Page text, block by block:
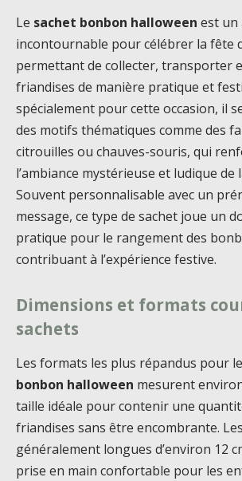
Le sachet bonbon halloween est un
incontournable pour célébrer la fête
permettant de collecter, transporter
friandises de manière pratique et
spécialement pour cette occasion, il
des motifs thématiques comme des
citrouilles ou chauves-souris, qui
l’ambiance mystérieuse et ludique de
Souvent personnalisable avec un
message, ce type de sachet joue un
pratique pour le rangement des
contribuant à l’expérience festive.
Dimensions et formats
sachets
Les formats les plus répandus pour
bonbon halloween mesurent
taille idéale pour contenir une
friandises sans être encombrante.
généralement longues d’environ 12
prise en main confortable pour les